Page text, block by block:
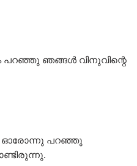
പറഞ്ഞു ഞങ്ങൾ വിനുവിന്റെ
ഓരോന്നു പറഞ്ഞു